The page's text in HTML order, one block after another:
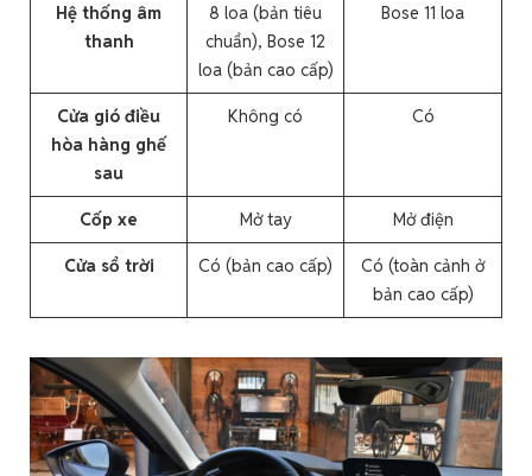
Hệ thống âm
thanh
8 loa (bản tiêu
chuẩn), Bose 12
loa (bản cao cấp)
Bose 11 loa
Cửa gió điều
hòa hàng ghế
sau
Không có Có
Cốp xe Mở tay Mở điện
Cửa sổ trời Có (bản cao cấp)
Có (toàn cảnh ở
bản cao cấp)